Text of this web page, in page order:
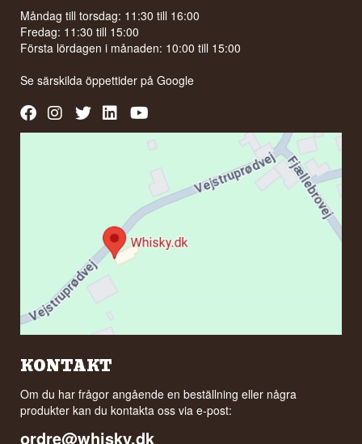
Måndag till torsdag: 11:30 till 16:00
Fredag: 11:30 till 15:00
Första lördagen i månaden: 10:00 till 15:00
Se särskilda öppettider påGoogle
KONTAKT
Om du har frågor angående en beställning eller några
produkter kan du kontakta oss via e-post:
ordre@whisky.dk